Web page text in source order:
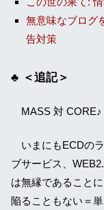
無意味なブログ
告対策
＜追記＞
MASS 対
いまにもECDのラ
ブサービス、
は無縁であること
陥ることもない＝